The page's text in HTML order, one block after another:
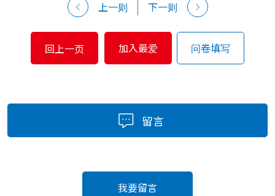
上一则 下一则
回上一页 加入最爱 问卷填写
留言
我要留言